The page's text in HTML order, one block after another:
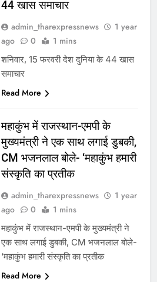
44 खास समाचार
admin_tharexpressnews
1 year
ago
0 1 mins
शनिवार, 15 फरवरी देश दुनिया के 44 खास
समाचार
Read More
महाकुंभ में राजस्थान-एमपी के
मुख्यमंत्री ने एक साथ लगाई डुबकी,
CM भजनलाल बोले- ‘महाकुंभ हमारी
संस्कृति का प्रतीक
admin_tharexpressnews
1 year
ago
0 1 mins
महाकुंभ में राजस्थान-एमपी के मुख्यमंत्री ने
एक साथ लगाई डुबकी, CM भजनलाल बोले-
‘महाकुंभ हमारी संस्कृति का प्रतीक
Read More